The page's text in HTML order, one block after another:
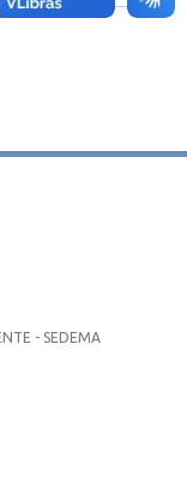
- SEDEMA